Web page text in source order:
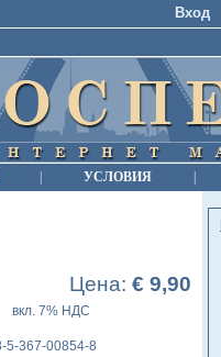
Вход
УСЛОВИЯ
Цена: € 9,90
вкл. 7% НДС
5-367-00854-8